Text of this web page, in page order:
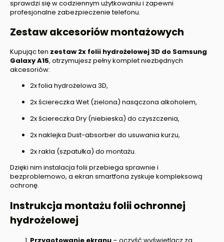
sprawdzi się w codziennym użytkowaniu i zapewni
profesjonalne zabezpieczenie telefonu.
Zestaw akcesoriów montażowych
Kupując ten zestaw 2x folii hydrożelowej 3D do Samsung
Galaxy A15, otrzymujesz pełny komplet niezbędnych
akcesoriów:
2x folia hydrożelowa 3D,
2x ściereczka Wet (zielona) nasączona alkoholem,
2x ściereczka Dry (niebieska) do czyszczenia,
2x naklejka Dust-absorber do usuwania kurzu,
2x rakla (szpatułka) do montażu.
Dzięki nim instalacja folii przebiega sprawnie i
bezproblemowo, a ekran smartfona zyskuje kompleksową
ochronę.
Instrukcja montażu folii ochronnej
hydrożelowej